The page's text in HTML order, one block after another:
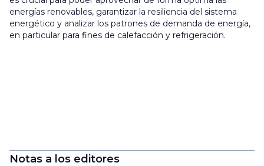
energías renovables, garantizar la resiliencia del sistema
energético y analizar los patrones de demanda de energía,
en particular para fines de calefacción y refrigeración.
Notas a los editores